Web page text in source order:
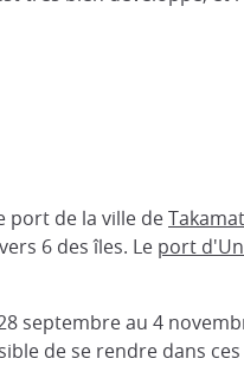
port de la ville de
6 des îles. Le port
septembre au 4
de se rendre dans